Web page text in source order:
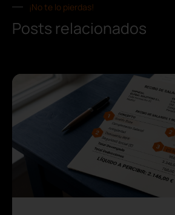
¡No te lo pierdas!
Posts relacionados